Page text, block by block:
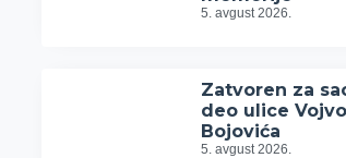
5. avgust 2026.
Zatvoren za
deo ulice
Bojovića
5. avgust 2026.